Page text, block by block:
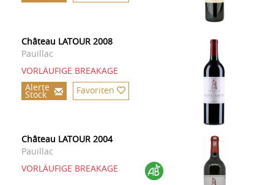
Château LATOUR 2008
Pauillac
VORLÄUFIGE BREAKAGE
Alerte
Stock Favoriten
Château LATOUR 2004
Pauillac
VORLÄUFIGE BREAKAGE